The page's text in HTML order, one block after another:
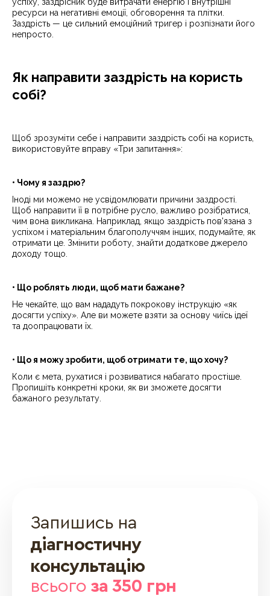
ресурси на негативні емоції, обговорення та плітки.
Заздрість — це сильний емоційний тригер і розпізнати його
непросто.
Як направити заздрість на користь
собі?
Щоб зрозуміти себе і направити заздрість собі на користь,
використовуйте вправу «Три запитання»:
• Чому я заздрю?
Іноді ми можемо не усвідомлювати причини заздрості.
Щоб направити її в потрібне русло, важливо розібратися,
чим вона викликана. Наприклад, якщо заздрість пов'язана з
успіхом і матеріальним благополуччям інших, подумайте, як
отримати це. Змінити роботу, знайти додаткове джерело
доходу тощо.
• Що роблять люди, щоб мати бажане?
Не чекайте, що вам нададуть покрокову інструкцію «як
досягти успіху». Але ви можете взяти за основу чиїсь ідеї
та доопрацювати їх.
• Що я можу зробити, щоб отримати те, що хочу?
Коли є мета, рухатися і розвиватися набагато простіше.
Пропишіть конкретні кроки, як ви зможете досягти
бажаного результату.
Запишись на
діагностичну
консультацію
всього за 350 грн